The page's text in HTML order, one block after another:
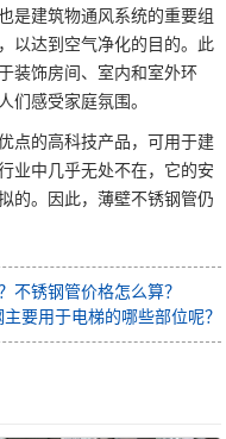
是建筑物通风系统的重要组
以达到空气净化的目的。此
装饰房间、室内和室外环
们感受家庭氛围。
点的高科技产品，可用于建
业中几乎无处不在，它的安
的。因此，薄壁不锈钢管仍
不锈钢管价格怎么算？
要用于电梯的哪些部位呢？